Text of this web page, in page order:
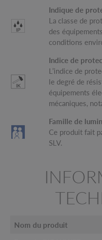
Indique de
La classe de
des
conditions
Indice de
L’indice de
le degré de
équipements
mécaniques,
Famille de
Ce produit fait
SLV.
Nom du produit